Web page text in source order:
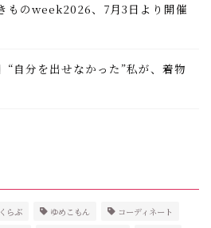
ものweek2026、7月3日より開催
“自分を出せなかった”私が、着物
らぶ ゆめこもん
コーディネート